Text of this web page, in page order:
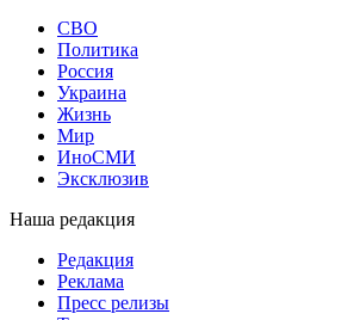
СВО
Политика
Россия
Украина
Жизнь
Мир
ИноСМИ
Эксклюзив
Наша редакция
Редакция
Реклама
Пресс релизы